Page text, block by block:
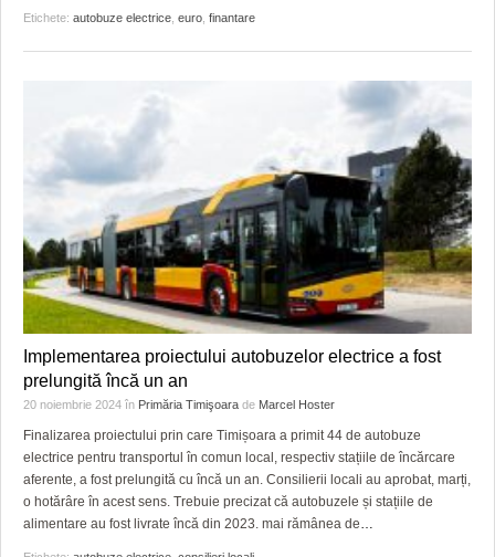
Etichete: autobuze electrice euro finantare
Implementarea proiectului autobuzelor electrice a fost
prelungită încă un an
20 noiembrie 2024 în Primăria Timişoara de Marcel Hoster
Finalizarea proiectului prin care Timișoara a primit 44 de autobuze
electrice pentru transportul în comun local, respectiv stațiile de încărcare
aferente, a fost prelungită cu încă un an. Consilierii locali au aprobat, marți,
o hotărâre în acest sens. Trebuie precizat că autobuzele și stațiile de
alimentare au fost livrate încă din 2023. mai rămânea de…